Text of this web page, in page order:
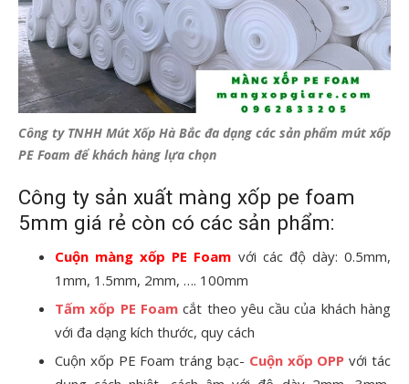
Công ty TNHH Mút Xốp Hà Bắc đa dạng các sản phẩm mút xốp
PE Foam để khách hàng lựa chọn
Công ty sản xuất màng xốp pe foam
5mm giá rẻ còn có các sản phẩm:
Cuộn màng xốp PE Foam với các độ dày: 0.5mm,
1mm, 1.5mm, 2mm, …. 100mm
Tấm xốp PE Foamcắt theo yêu cầu của khách hàng
với đa dạng kích thước, quy cách
Cuộn xốp PE Foam tráng bạc- Cuộn xốp OPP với tác